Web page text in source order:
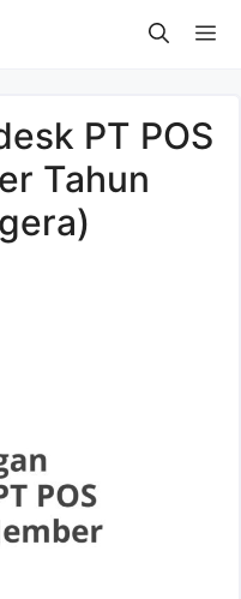
PT POS
Tahun